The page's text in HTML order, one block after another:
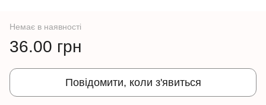
Немає в наявності
36.00 грн
Повідомити, коли з'явиться